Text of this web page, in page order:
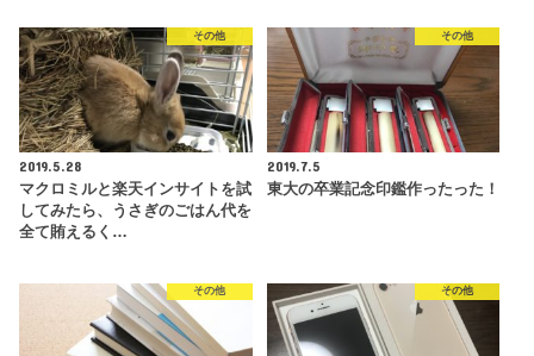
その他
2019.5.28
マクロミルと楽天インサイトを試
してみたら、うさぎのごはん代を
全て賄えるく…
その他
2019.7.5
東大の卒業記念印鑑作ったった！
その他 その他